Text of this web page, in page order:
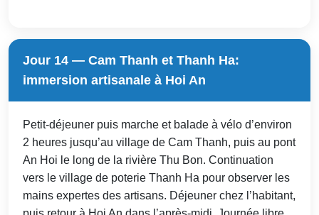
Jour 14 — Cam Thanh et Thanh Ha:
immersion artisanale à Hoi An
Petit-déjeuner puis marche et balade à vélo d’environ
2 heures jusqu’au village de Cam Thanh, puis au pont
An Hoi le long de la rivière Thu Bon. Continuation
vers le village de poterie Thanh Ha pour observer les
mains expertes des artisans. Déjeuner chez l’habitant,